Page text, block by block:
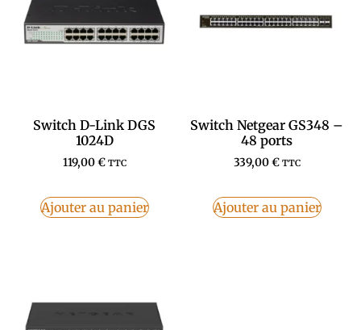
Switch D-Link DGS
1024D
119,00€ TTC
Ajouter au panier
Switch Netgear GS348 –
48 ports
339,00€ TTC
Ajouter au panier